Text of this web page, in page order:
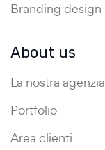
Branding design
About us
La nostra agenzia
Portfolio
Area clienti